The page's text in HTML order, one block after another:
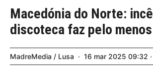
Macedónia do Norte:
discoteca faz pelo
MadreMedia / Lusa 16 mar 2025 09:32